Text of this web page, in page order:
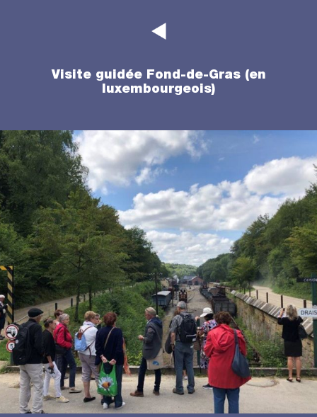
Visite guidée Fond-de-Gras (en
luxembourgeois)